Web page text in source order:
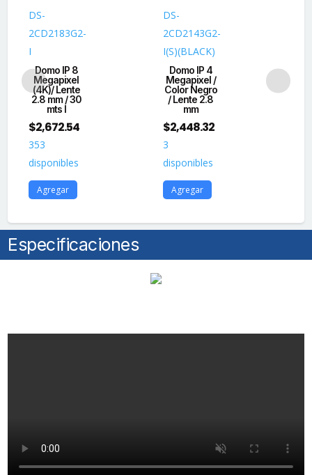
DS-
2CD2183G2-
I
Domo IP 8
Megapixel
(4K)/ Lente
2.8 mm / 30
mts I
$2,672.54
353
disponibles
Agregar
DS-
2CD2143G2-
I(S)(BLACK)
Domo IP 4
Megapixel /
Color Negro
/ Lente 2.8
mm
$2,448.32
3
disponibles
Agregar
Especificaciones